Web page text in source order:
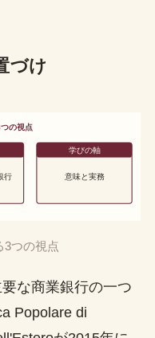
づけ
の視点
行
学びの軸
意味と実務
3つの視点
な商業銀行の一つ
Popolare di